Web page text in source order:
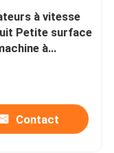
à vitesse
Petite surface
à
Contact